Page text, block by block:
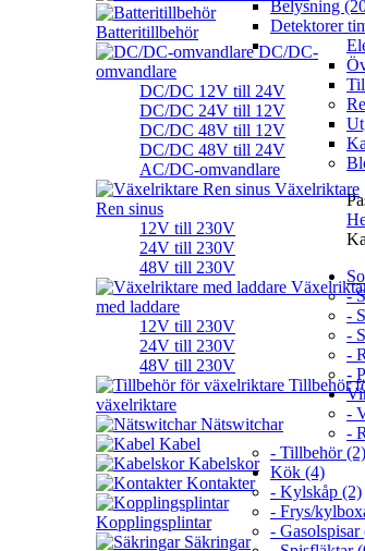
Batteritillbehör
DC/DC-
omvandlare
DC/DC 12V till 24V
DC/DC 24V till 12V
DC/DC 48V till 12V
DC/DC 48V till 24V
AC/DC-omvandlare
Växelriktare
Ren sinus
12V till 230V
24V till 230V
48V till 230V
med laddare
12V till 230V
24V till 230V
48V till 230V
Tillbehör
växelriktare
Nätswitchar
Kabel
Kabelskor
Kontakter
Kopplingsplintar
Säkringar
Belysning
Detektorer
-
-
-
-
-
-
-
- Tillbehör (2)
Kök (4)
- Kylskåp (2)
- Frys/
- Gasolspisar